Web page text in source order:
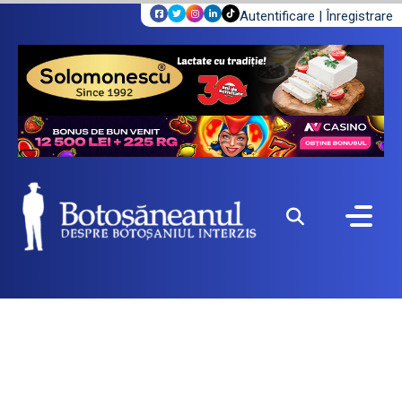
Autentificare | Înregistrare